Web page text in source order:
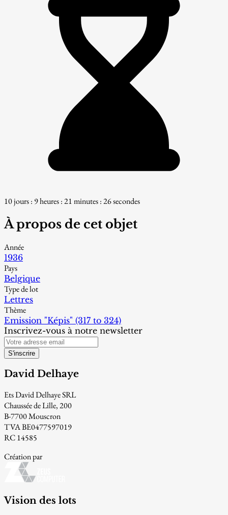
10 jours : 9 heures : 21 minutes : 24 secondes
À propos de cet objet
Année
1936
Pays
Belgique
Type de lot
Lettres
Thème
Emission "Képis" (317 to 324)
Inscrivez-vous à notre newsletter
S'inscrire
David Delhaye
Ets David Delhaye SRL
Chaussée de Lille, 200
B-7700 Mouscron
TVA BE0477597019
RC 14585
Création par
Vision des lots